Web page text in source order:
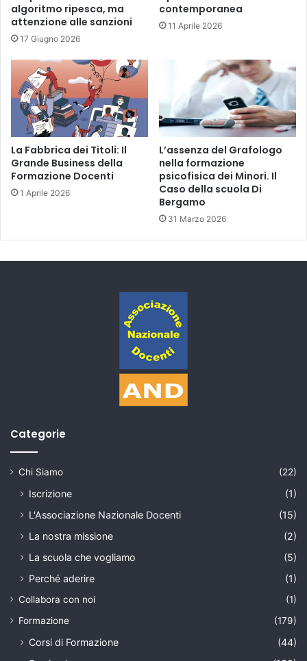
algoritmo ripesca, ma
attenzione alle sanzioni
17 Giugno 2026
contemporanea
11 Aprile 2026
La Fabbrica dei Titoli: Il
Grande Business della
Formazione Docenti
1 Aprile 2026
L’assenza del Grafologo
nella formazione
psicofisica dei Minori. Il
Caso della scuola Di
Bergamo
31 Marzo 2026
Categorie
Chi Siamo (22)
Iscrizione
(1)
L'Associazione Nazionale Docenti
(15)
La nostra missione
(2)
La scuola che vogliamo
(5)
Perché aderire
(1)
Collabora con noi
(1)
Formazione
(179)
Corsi di Formazione
(44)